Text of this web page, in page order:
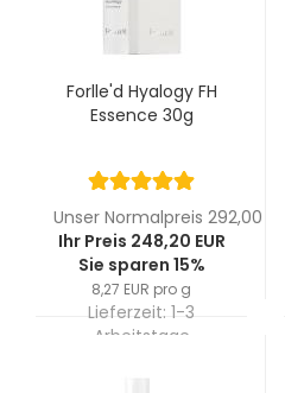
Forlle'd Hyalogy FH
Essence 30g
Unser Normalpreis 292,00 EUR
Ihr Preis 248,20 EUR
Sie sparen 15%
8,27 EUR pro g
Lieferzeit: 1-3
Arbeitstage